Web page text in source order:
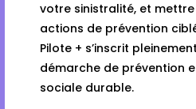
votre sinistralité, et
actions de prévention
Pilote + s’inscrit
démarche de prévention
sociale durable.